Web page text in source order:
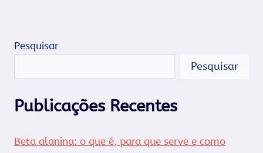
Pesquisar
Pesquisar
Publicações Recentes
Beta alanina: o que é, para que serve e como